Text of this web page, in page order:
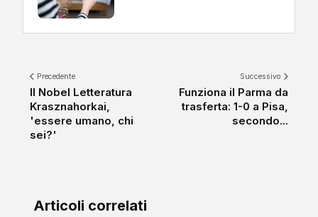
Precedente
Il Nobel Letteratura
Krasznahorkai,
'essere umano, chi
sei?'
Successivo
Funziona il Parma da
trasferta: 1-0 a Pisa,
secondo...
Articoli correlati